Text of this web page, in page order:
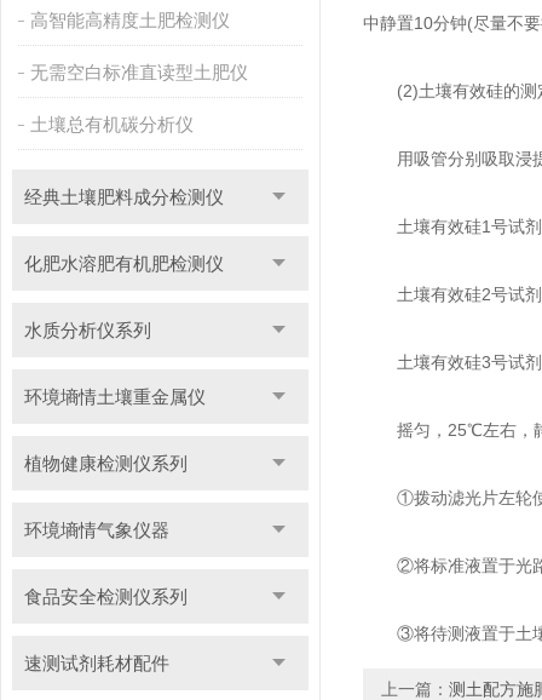
高智能高精度土肥检测仪
无需空白标准直读型土肥仪
土壤总有机碳分析仪
经典土壤肥料成分检测仪
化肥水溶肥有机肥检测仪
水质分析仪系列
环境墒情土壤重金属仪
植物健康检测仪系列
环境墒情气象仪器
食品安全检测仪系列
速测试剂耗材配件
中静置10分钟(尽量不
(2)土壤有效硅的测
用吸管分别吸取浸提
土壤有效硅1号试剂
土壤有效硅2号试剂
土壤有效硅3号试剂
摇匀，25℃左右，静
①拨动滤光片左轮使
②将标准液置于光路
③将待测液置于土壤
上一篇： 测土配方施